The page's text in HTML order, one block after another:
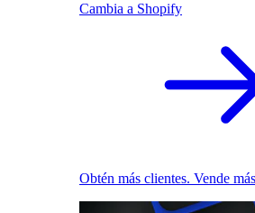
Cambia a Shopify
Obtén más clientes. Vende